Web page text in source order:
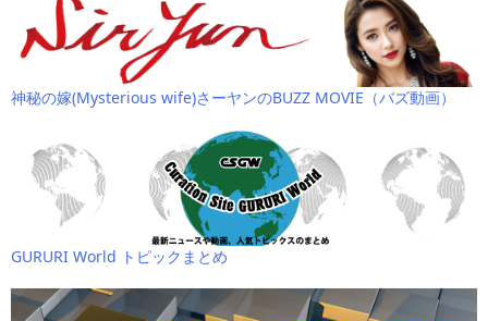
神秘の嫁(Mysterious wife)さーヤンのBUZZ MOVIE（バズ動画）
GURURI World トピックまとめ